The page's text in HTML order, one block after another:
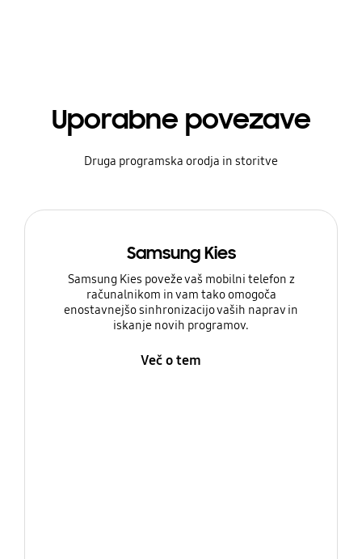
Uporabne povezave
Druga programska orodja in storitve
Samsung Kies
Samsung Kies poveže vaš mobilni telefon z
računalnikom in vam tako omogoča
enostavnejšo sinhronizacijo vaših naprav in
iskanje novih programov.
Več o tem